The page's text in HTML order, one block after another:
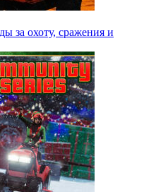
за охоту, сражения и